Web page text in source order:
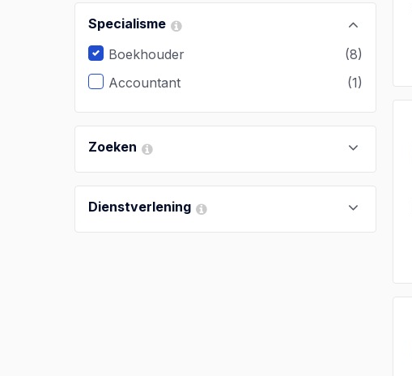
Specialisme
Boekhouder
(8)
Accountant
(1)
Zoeken
Dienstverlening